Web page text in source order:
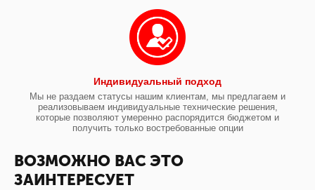
Индивидуальный подход
Мы не раздаем статусы нашим клиентам, мы предлагаем и
реализовываем индивидуальные технические решения,
которые позволяют умеренно распорядится бюджетом и
получить только востребованные опции
ВОЗМОЖНО ВАС ЭТО
ЗАИНТЕРЕСУЕТ